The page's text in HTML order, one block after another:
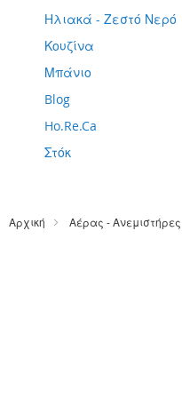
Ηλιακά - Ζεστό Νερό
Κουζίνα
Μπάνιο
Blog
Ho.Re.Ca
Στόκ
Αρχική Αέρας - Ανεμιστήρες